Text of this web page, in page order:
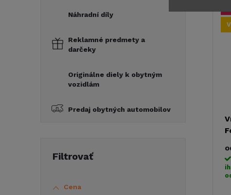
Náhradní díly
Reklamné predmety a
darčeky
Originálne diely k obytným
vozidlám
Predaj obytných automobilov
Cena